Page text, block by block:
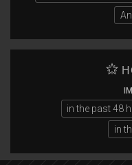
in the past 48
in